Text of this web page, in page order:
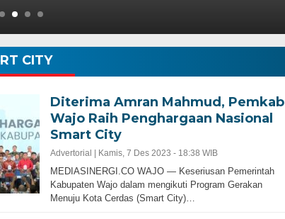
CITY
Diterima Amran Mahmud, Pemkab
Wajo Raih Penghargaan Nasional
Smart City
Advertorial | Kamis, 7 Des 2023 - 18:38 WIB
MEDIASINERGI.CO WAJO — Keseriusan Pemerintah
Kabupaten Wajo dalam mengikuti Program Gerakan
Menuju Kota Cerdas (Smart City)…